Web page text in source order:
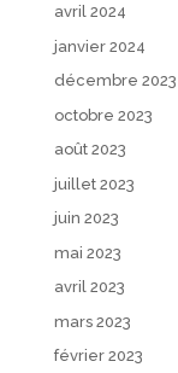
avril 2024
janvier 2024
décembre 2023
octobre 2023
août 2023
juillet 2023
juin 2023
mai 2023
avril 2023
mars 2023
février 2023